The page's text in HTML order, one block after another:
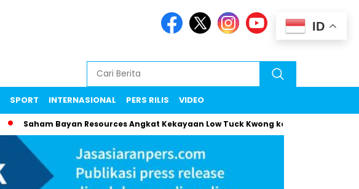
SPORT INTERNASIONAL PERS RILIS VIDEO
Saham Bayan Resources Angkat Kekayaan Low Tuck Kwong ke Rekor Baru
ID